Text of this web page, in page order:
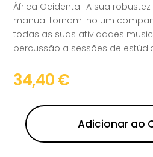
África Ocidental. A sua
manual tornam-no um
todas as suas atividades
percussão a sessões de
34,40€
Adicionar ao